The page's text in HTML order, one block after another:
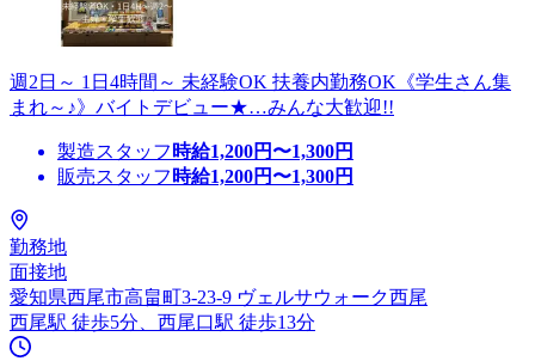
週2日～ 1日4時間～ 未経験OK 扶養内勤務OK《学生さん集
まれ～♪》バイトデビュー★…みんな大歓迎!!
製造スタッフ 時給1,200円〜1,300円
販売スタッフ 時給1,200円〜1,300円
勤務地
面接地
愛知県西尾市高畠町3-23-9 ヴェルサウォーク西尾
西尾駅 徒歩5分、西尾口駅 徒歩13分